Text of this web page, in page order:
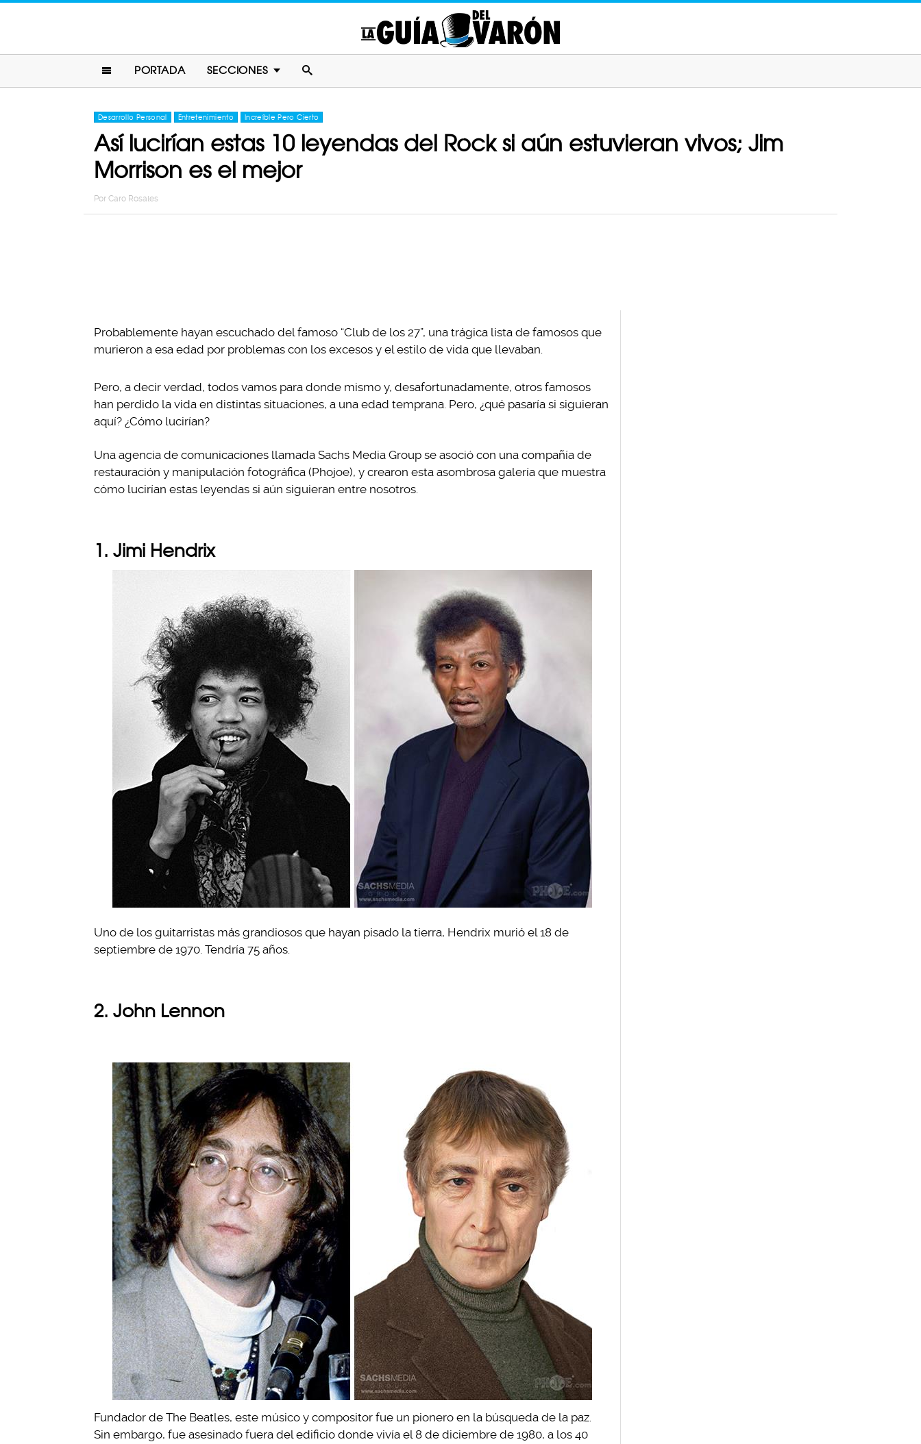
PORTADA SECCIONES
Desarrollo Personal Entretenimiento Increíble Pero Cierto
Así lucirían estas 10 leyendas del Rock si aún estuvieran vivos; Jim
Morrison es el mejor
Por Caro Rosales
Probablemente hayan escuchado del famoso “Club de los 27”, una trágica lista de famosos que
murieron a esa edad por problemas con los excesos y el estilo de vida que llevaban.
Pero, a decir verdad, todos vamos para donde mismo y, desafortunadamente, otros famosos
han perdido la vida en distintas situaciones, a una edad temprana. Pero, ¿qué pasaría si siguieran
aquí? ¿Cómo lucirían?
Una agencia de comunicaciones llamada Sachs Media Group se asoció con una compañía de
restauración y manipulación fotográfica (Phojoe), y crearon esta asombrosa galería que muestra
cómo lucirían estas leyendas si aún siguieran entre nosotros.
1. Jimi Hendrix
Uno de los guitarristas más grandiosos que hayan pisado la tierra, Hendrix murió el 18 de
septiembre de 1970. Tendría 75 años.
2. John Lennon
Fundador de The Beatles, este músico y compositor fue un pionero en la búsqueda de la paz.
Sin embargo, fue asesinado fuera del edificio donde vivía el 8 de diciembre de 1980, a los 40